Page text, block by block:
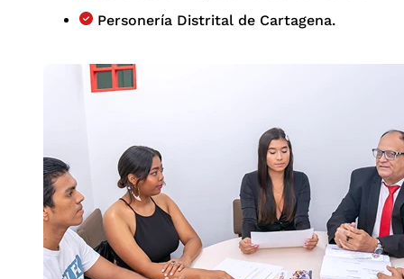
Personería Distrital de Cartagena.